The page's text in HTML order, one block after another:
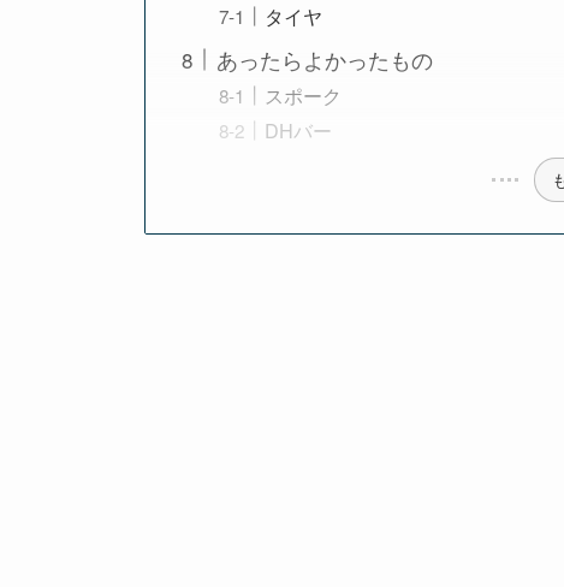
タイヤ
あったらよかったもの
スポーク
DHバー